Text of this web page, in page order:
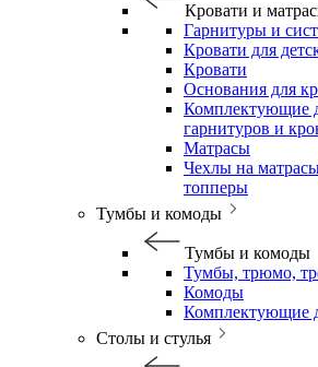
Кровати и
Гарнитуры и
Кровати для
Кровати
Основания для
Комплектующие
гарнитуров и
Матрасы
Чехлы на
топперы
Тумбы и комоды
Тумбы и комоды
Тумбы, трюмо,
Комоды
Комплектующие
Столы и стулья